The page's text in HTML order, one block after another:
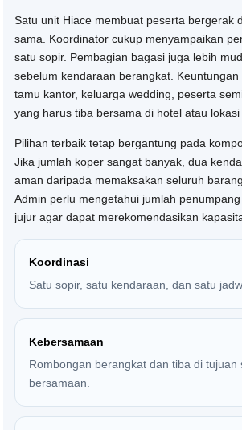
Satu unit Hiace membuat peserta bergerak
sama. Koordinator cukup menyampaikan
satu sopir. Pembagian bagasi juga lebih
sebelum kendaraan berangkat.
tamu kantor, keluarga wedding, peserta
yang harus tiba bersama di hotel atau lokasi
Pilihan terbaik tetap bergantung pada
Jika jumlah koper sangat banyak, dua
aman daripada memaksakan seluruh
Admin perlu mengetahui jumlah
jujur agar dapat merekomendasikan
Koordinasi
Satu sopir, satu kendaraan, dan satu
Kebersamaan
Rombongan berangkat dan tiba di tujuan
bersamaan.